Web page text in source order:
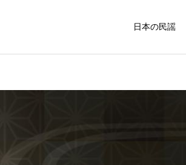
日本の民謡